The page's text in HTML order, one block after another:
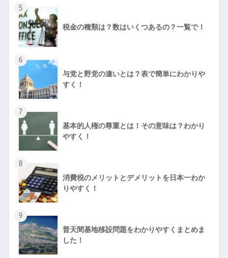
5
税金の種類は？数はいくつあるの？一覧で！
6
与党と野党の違いとは？表で簡単にわかりや
すく！
7
基本的人権の尊重とは！その意味は？わかり
やすく！
8
消費税のメリットとデメリットを日本一わか
りやすく！
9
普天間基地移設問題をわかりやすくまとめま
した！